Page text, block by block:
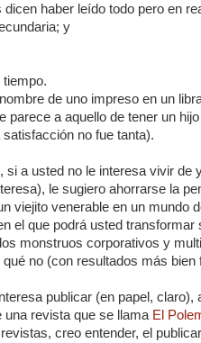
haber leído todo pero en
y
de uno impreso en un
parece a aquello de tener un
no fue tanta).
si a usted no le interesa vivir de
le sugiero ahorrarse la
viejito venerable en un mundo
el que podrá usted
monstruos corporativos y
no (con resultados más bien
publicar (en papel,
una revista que se llama El
creo entender, el